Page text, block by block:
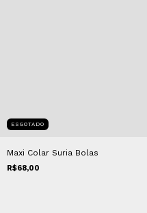
ESGOTADO
Maxi Colar Suria Bolas
R$68,00